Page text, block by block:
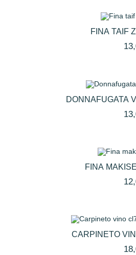
FINA TAIF
DONNAFUGATA
CARPINETO